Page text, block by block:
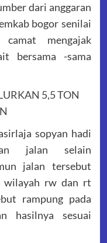
dari anggaran
bogor senilai
mengajak
bersama -sama
5,5 TON
sopyan hadi
jalan selain
jalan tersebut
wilayah rw dan rt
rampung pada
hasilnya sesuai